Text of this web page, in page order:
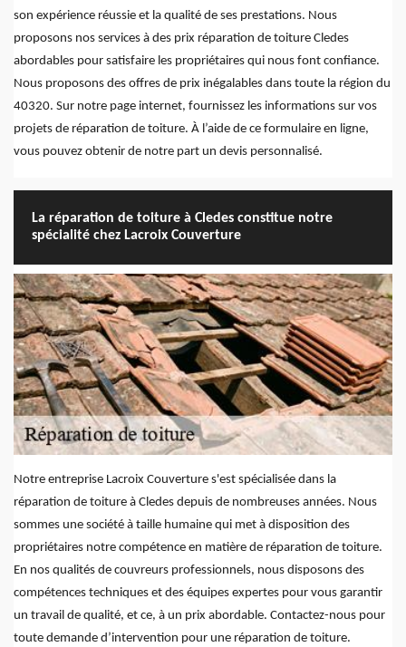
son expérience réussie et la qualité de ses prestations. Nous
proposons nos services à des prix réparation de toiture Cledes
abordables pour satisfaire les propriétaires qui nous font confiance.
Nous proposons des offres de prix inégalables dans toute la région du
40320. Sur notre page internet, fournissez les informations sur vos
projets de réparation de toiture. À l’aide de ce formulaire en ligne,
vous pouvez obtenir de notre part un devis personnalisé.
La réparation de toiture à Cledes constitue notre
spécialité chez Lacroix Couverture
Notre entreprise Lacroix Couverture s'est spécialisée dans la
réparation de toiture à Cledes depuis de nombreuses années. Nous
sommes une société à taille humaine qui met à disposition des
propriétaires notre compétence en matière de réparation de toiture.
En nos qualités de couvreurs professionnels, nous disposons des
compétences techniques et des équipes expertes pour vous garantir
un travail de qualité, et ce, à un prix abordable. Contactez-nous pour
toute demande d’intervention pour une réparation de toiture.